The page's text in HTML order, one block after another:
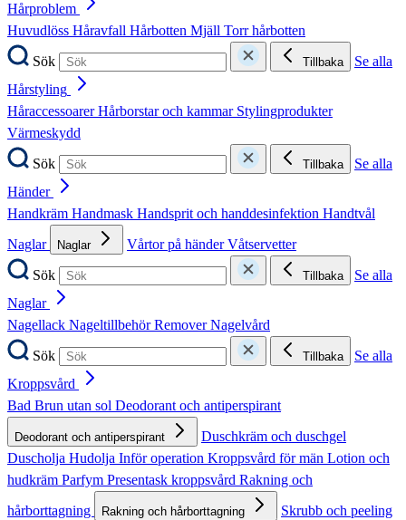
Hårproblem
Huvudlöss Håravfall Hårbotten Mjäll Torr hårbotten
Sök
Tillbaka
Se alla
Hårstyling
HåraccessoarerHårborstar och kammar Stylingprodukter
Värmeskydd
Sök
Tillbaka
Se alla
Händer
Handkräm Handmask Handsprit och handdesinfektion Handtvål
Naglar
Naglar Vårtor på händerVåtservetter
Sök
Tillbaka
Se alla
Naglar
Nagellack NageltillbehörRemoverNagelvård
Sök
Tillbaka
Se alla
Kroppsvård
Bad Brun utan sol Deodorant och antiperspirant
Deodorant och antiperspirant
Duschkräm och duschgel
Duscholja Hudolja Inför operation Kroppsvård för män Lotion och
hudkräm Parfym Presentask kroppsvård Rakning och
hårborttagning
Rakning och hårborttagning
Skrubb och peeling